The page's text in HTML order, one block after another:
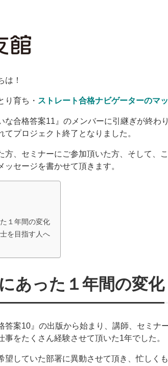
は！
り育ち・ ストレート合格ナビゲーターのマ
な合格答案11』のメンバーに引継ぎが終わ
てプロジェクト終了となりました。
方、セミナーにご参加頂いた方、そして、
ッセージを書かせて頂きます。
１年間の変化
を目指す人へ
あった１年間の変化
答案10』の出版から始まり、講師、セミナ
事をたくさん経験させて頂いた1年でした。
望していた部署に異動させて頂き、忙しく